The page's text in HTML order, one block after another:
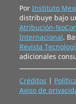
Por Instituto
distribuye bajo
Atribución-
Internacional.
Revista
adicionales
Créditos |
Aviso de